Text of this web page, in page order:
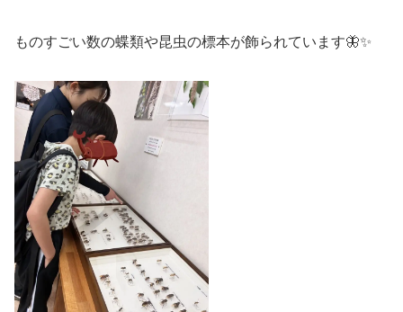
ものすごい数の蝶類や昆虫の標本が飾られています🦋✨